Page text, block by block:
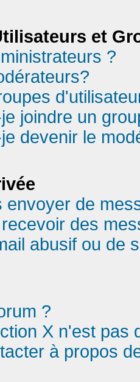
et
?
joindre un
devenir le
envoyer de
des
abusif ou de
?
X n'est pas
à propos